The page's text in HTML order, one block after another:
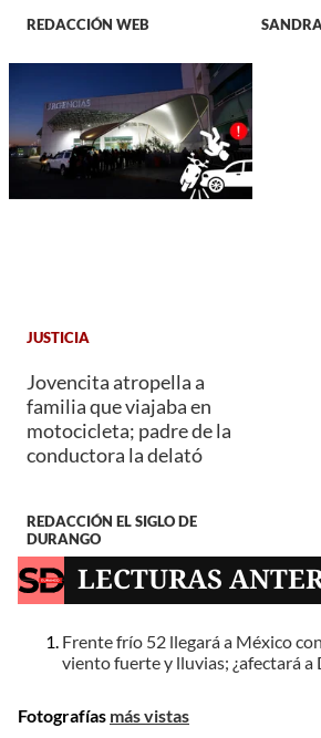
REDACCIÓN WEB
JUSTICIA
Jovencita atropella a
familia que viajaba en
motocicleta; padre de la
conductora la delató
REDACCIÓN EL SIGLO DE
DURANGO
LECTURAS
Frente frío 52 llegará a México
viento fuerte y lluvias; ¿afectará a
Fotografías más vistas